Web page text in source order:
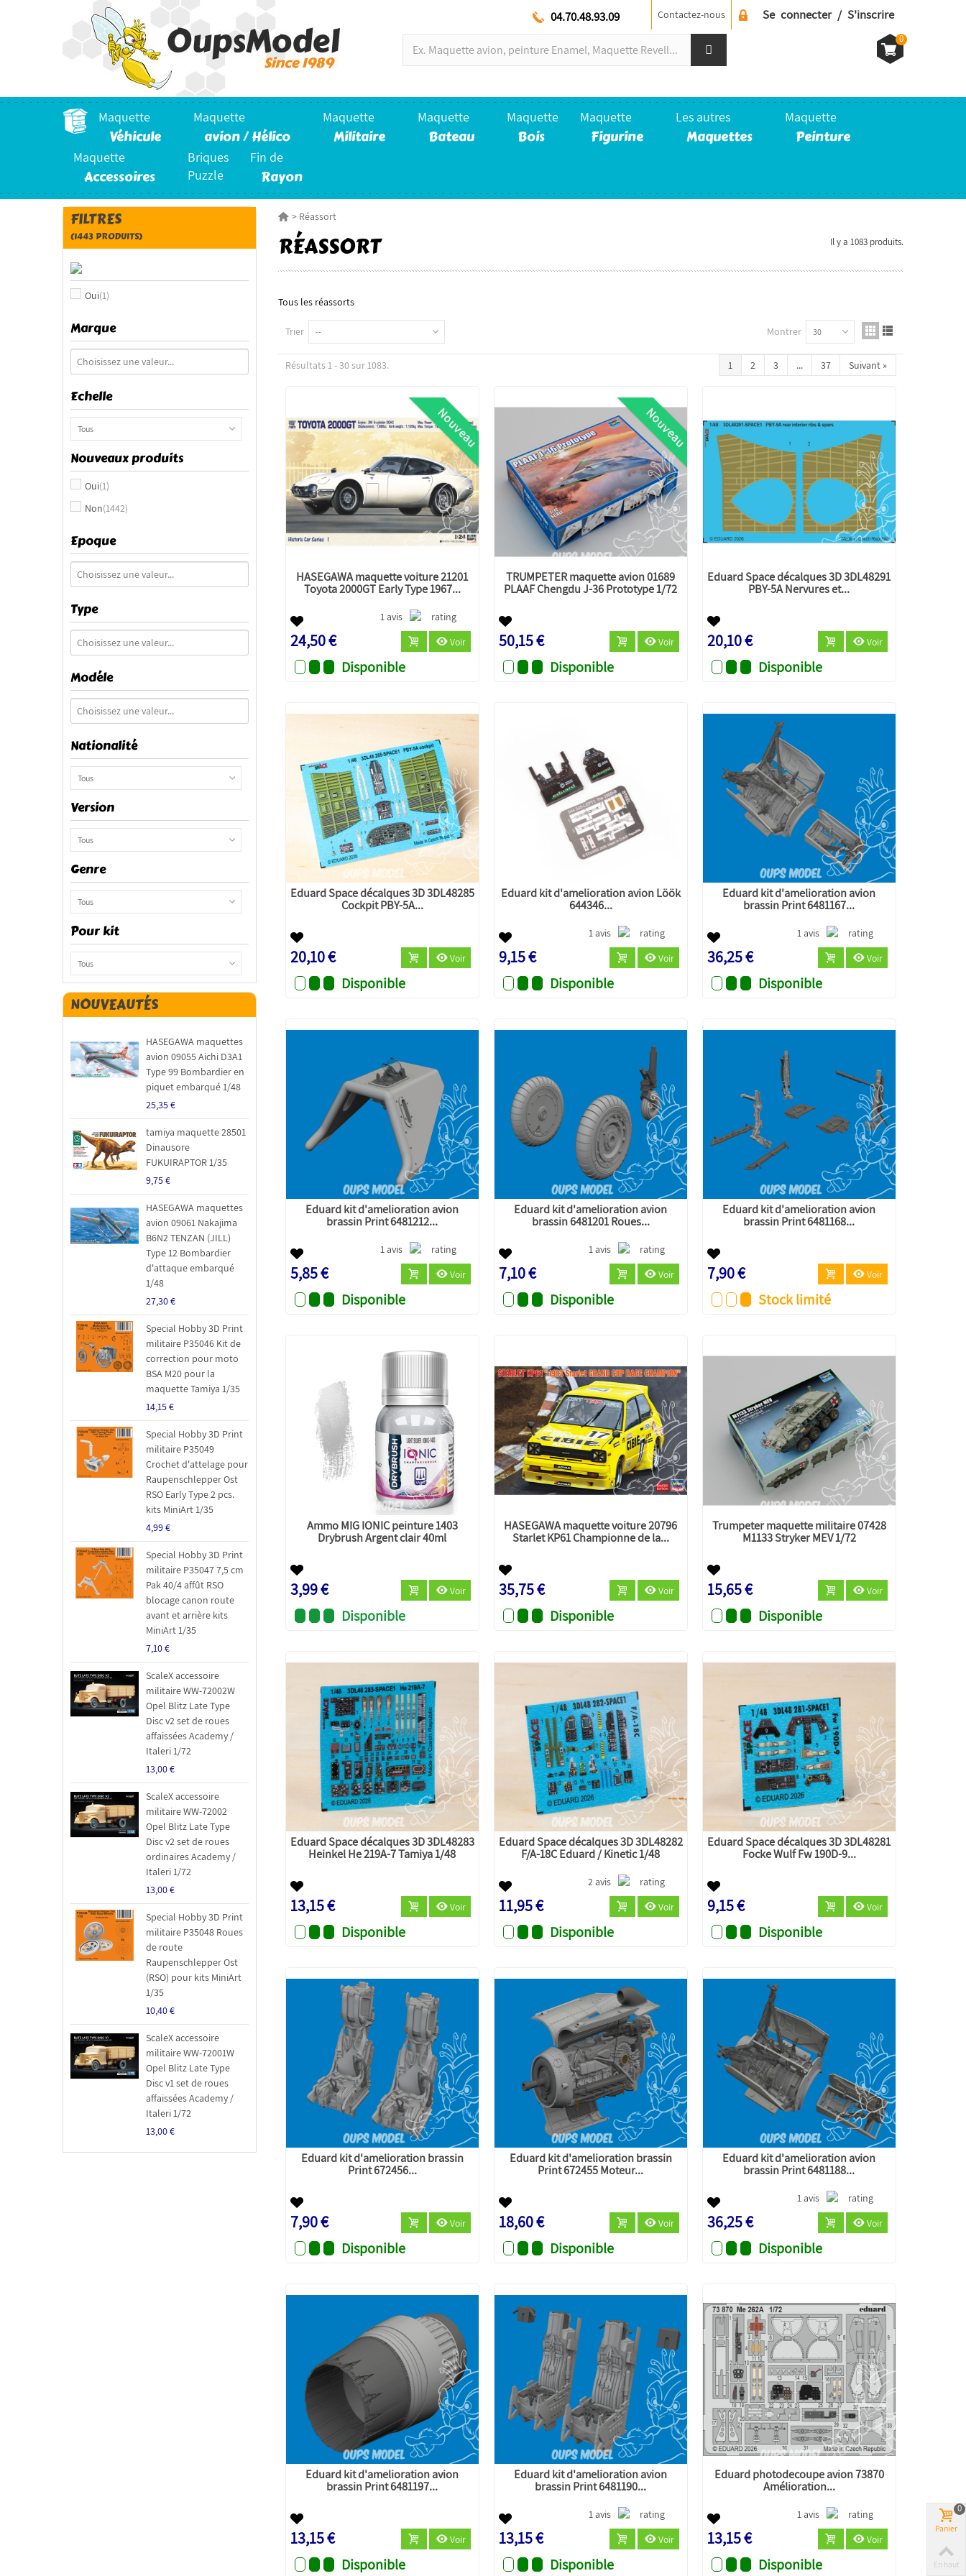
Se connecter / S'inscrire
Contactez-nous
04.70.48.93.09
0
Maquette
Véhicule
Maquette
avion / Hélico
Maquette
Militaire
Maquette
Bateau
Maquette
Bois
Maquette
Figurine
Les autres
Maquettes
Maquette
Peinture
Maquette
Accessoires
Briques
Puzzle
Fin de
Rayon
FILTRES
(1443 PRODUITS)
Oui(1)
Marque
Echelle
Tous
Nouveaux produits
Oui(1)
Non(1442)
Epoque
Type
Modéle
Nationalité
Tous
Version
Tous
Genre
Tous
Pour kit
Tous
NOUVEAUTÉS
HASEGAWA maquettes
avion 09055 Aichi D3A1
Type 99 Bombardier en
piquet embarqué 1/48
25,35 €
tamiya maquette 28501
Dinausore
FUKUIRAPTOR 1/35
9,75 €
HASEGAWA maquettes
avion 09061 Nakajima
B6N2 TENZAN (JILL)
Type 12 Bombardier
d'attaque embarqué
1/48
27,30 €
Special Hobby 3D Print
militaire P35046 Kit de
correction pour moto
BSA M20 pour la
maquette Tamiya 1/35
14,15 €
Special Hobby 3D Print
militaire P35049
Crochet d'attelage pour
Raupenschlepper Ost
RSO Early Type 2 pcs.
kits MiniArt 1/35
4,99 €
Special Hobby 3D Print
militaire P35047 7,5 cm
Pak 40/4 affût RSO
blocage canon route
avant et arrière kits
MiniArt 1/35
7,10 €
ScaleX accessoire
militaire WW-72002W
Opel Blitz Late Type
Disc v2 set de roues
affaissées Academy /
Italeri 1/72
13,00 €
ScaleX accessoire
militaire WW-72002
Opel Blitz Late Type
Disc v2 set de roues
ordinaires Academy /
Italeri 1/72
13,00 €
Special Hobby 3D Print
militaire P35048 Roues
de route
Raupenschlepper Ost
(RSO) pour kits MiniArt
1/35
10,40 €
ScaleX accessoire
militaire WW-72001W
Opel Blitz Late Type
Disc v1 set de roues
affaissées Academy /
Italeri 1/72
13,00 €
> Réassort
RÉASSORT Il y a 1083 produits.
Tous les réassorts
Trier -- Montrer 30
1 2 3 ... 37 Suivant »
Résultats 1 - 30 sur 1083.
Nouveau
HASEGAWA maquette voiture 21201
Toyota 2000GT Early Type 1967...
1 avis
24,50 € Voir
Disponible
Nouveau
TRUMPETER maquette avion 01689
PLAAF Chengdu J-36 Prototype 1/72
50,15 € Voir
Disponible
Eduard Space décalques 3D 3DL48291
PBY-5A Nervures et...
20,10 € Voir
Disponible
Eduard Space décalques 3D 3DL48285
Cockpit PBY-5A...
20,10 € Voir
Disponible
Eduard kit d'amelioration avion Löök
644346...
1 avis
9,15 € Voir
Disponible
Eduard kit d'amelioration avion
brassin Print 6481167...
1 avis
36,25 € Voir
Disponible
Eduard kit d'amelioration avion
brassin Print 6481212...
1 avis
5,85 € Voir
Disponible
Eduard kit d'amelioration avion
brassin 6481201 Roues...
1 avis
7,10 € Voir
Disponible
Eduard kit d'amelioration avion
brassin Print 6481168...
7,90 € Voir
Stock limité
Ammo MIG IONIC peinture 1403
Drybrush Argent clair 40ml
3,99 € Voir
Disponible
HASEGAWA maquette voiture 20796
Starlet KP61 Championne de la...
35,75 € Voir
Disponible
Trumpeter maquette militaire 07428
M1133 Stryker MEV 1/72
15,65 € Voir
Disponible
Eduard Space décalques 3D 3DL48283
Heinkel He 219A-7 Tamiya 1/48
13,15 € Voir
Disponible
Eduard Space décalques 3D 3DL48282
F/A-18C Eduard / Kinetic 1/48
2 avis
11,95 € Voir
Disponible
Eduard Space décalques 3D 3DL48281
Focke Wulf Fw 190D-9...
9,15 € Voir
Disponible
Eduard kit d'amelioration brassin
Print 672456...
7,90 € Voir
Disponible
Eduard kit d'amelioration brassin
Print 672455 Moteur...
18,60 € Voir
Disponible
Eduard kit d'amelioration avion
brassin Print 6481188...
1 avis
36,25 € Voir
Disponible
Eduard kit d'amelioration avion
brassin Print 6481197...
13,15 € Voir
Disponible
Eduard kit d'amelioration avion
brassin Print 6481190...
1 avis
13,15 € Voir
Disponible
Eduard photodecoupe avion 73870
Amélioration...
1 avis
13,15 € Voir
Disponible
Panier
0
En haut